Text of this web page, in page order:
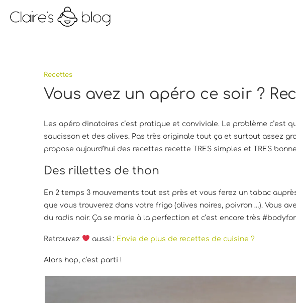
Recettes
Vous avez un apéro ce soir ?
Les apéro dinatoires c’est pratique et conviviale. Le problème c’est
saucisson et des olives. Pas très originale tout ça et surtout assez
propose aujourd’hui des recettes recette TRES simples et TRES
Des rillettes de thon
En 2 temps 3 mouvements tout est près et vous ferez un tabac
que vous trouverez dans votre frigo (olives noires, poivron …). Vous
du radis noir. Ça se marie à la perfection et c’est encore très
Retrouvez aussi : Envie de plus de recettes de cuisine ?
Alors hop, c’est parti !